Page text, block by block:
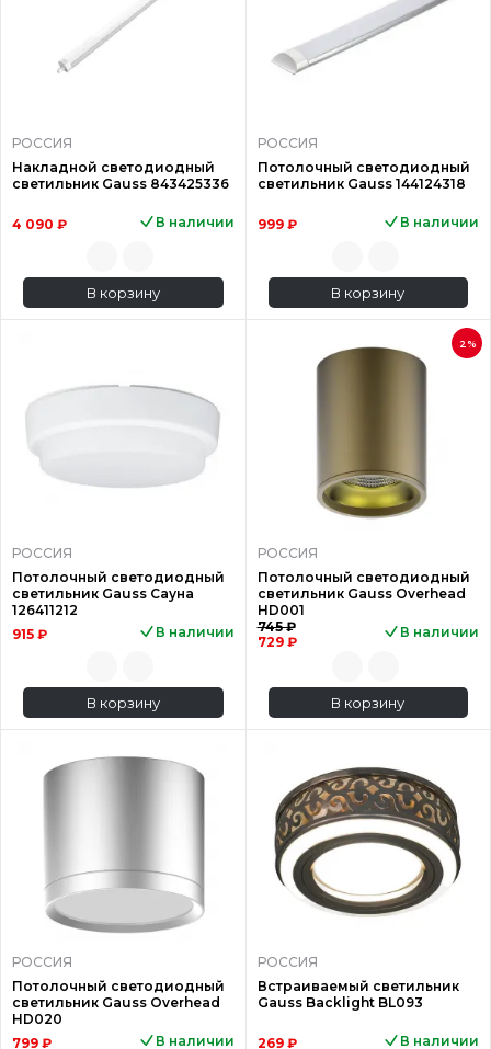
РОССИЯ
Накладной светодиодный
светильник Gauss 843425336
4 090 ₽ В наличии
В корзину
РОССИЯ
Потолочный светодиодный
светильник Gauss 144124318
999 ₽ В наличии
В корзину
РОССИЯ
Потолочный светодиодный
светильник Gauss Сауна
126411212
915 ₽
В наличии
В корзину
2%
РОССИЯ
Потолочный светодиодный
светильник Gauss Overhead
HD001
745 ₽
729 ₽
В наличии
В корзину
РОССИЯ
Потолочный светодиодный
светильник Gauss Overhead
HD020
799 ₽
В наличии
РОССИЯ
Встраиваемый светильник
Gauss Backlight BL093
269 ₽ В наличии